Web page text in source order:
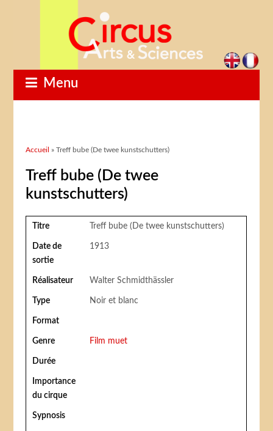
Menu
Vous êtes ici
Accueil » Treff bube (De twee kunstschutters)
Treff bube (De twee
kunstschutters)
Titre Treff bube (De twee kunstschutters)
Date de
sortie
1913
Réalisateur Walter Schmidthässler
Type Noir et blanc
Format
Genre Film muet
Durée
Importance
du cirque
Sypnosis